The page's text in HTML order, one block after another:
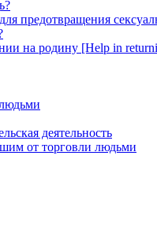
предотвращения
на родину [Help in
деятельность
от торговли людьми